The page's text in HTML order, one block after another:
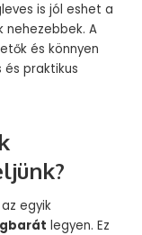
is jól eshet a
nehezebbek. A
és könnyen
praktikus
egyik
legyen. Ez